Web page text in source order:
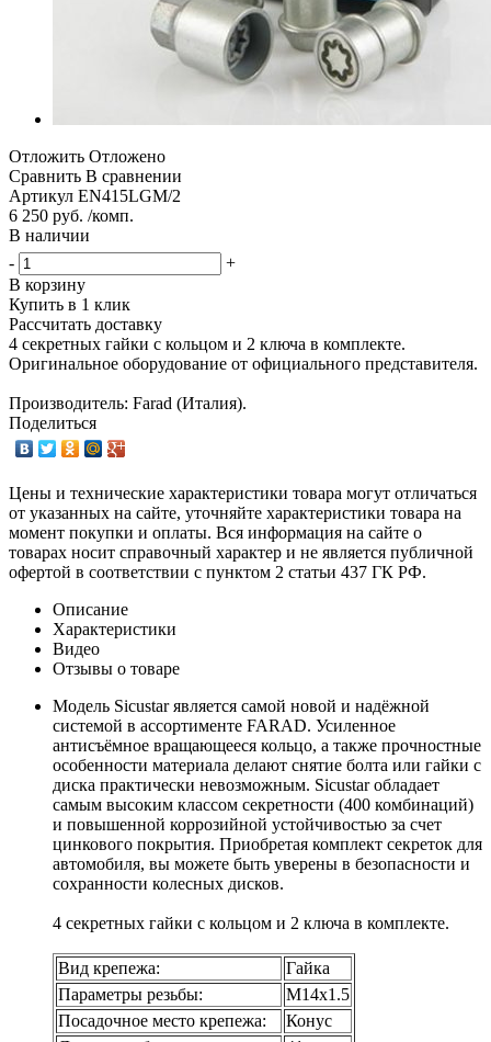
Отложить Отложено
Сравнить В сравнении
Артикул EN415LGM/2
6 250 руб. /комп.
В наличии
-
+
В корзину
Купить в 1 клик
Рассчитать доставку
4 секретных гайки с кольцом и 2 ключа в комплекте.
Оригинальное оборудование от официального представителя.
Производитель: Farad (Италия).
Поделиться
Цены и технические характеристики товара могут отличаться
от указанных на сайте, уточняйте характеристики товара на
момент покупки и оплаты. Вся информация на сайте о
товарах носит справочный характер и не является публичной
офертой в соответствии с пунктом 2 статьи 437 ГК РФ.
Описание
Характеристики
Видео
Отзывы о товаре
Модель Sicustar является самой новой и надёжной
системой в ассортименте FARAD. Усиленное
антисъёмное вращающееся кольцо, а также прочностные
особенности материала делают снятие болта или гайки с
диска практически невозможным. Sicustar обладает
самым высоким классом секретности (400 комбинаций)
и повышенной коррозийной устойчивостью за счет
цинкового покрытия. Приобретая комплект секреток для
автомобиля, вы можете быть уверены в безопасности и
сохранности колесных дисков.
4 секретных гайки с кольцом и 2 ключа в комплекте.
Вид крепежа:
Гайка
Параметры резьбы:
М14х1.5
Посадочное место крепежа:
Конус